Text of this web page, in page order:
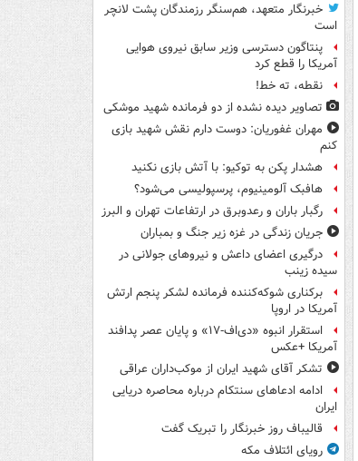
خبرنگار متعهد، هم‌سنگر رزمندگان پشت لانچر
است
پنتاگون دسترسی وزیر سابق نیروی هوایی
آمریکا را قطع کرد
نقطه، ته خط!
تصاویر دیده‌ نشده از دو فرمانده شهید موشکی
مهران غفوریان: دوست دارم نقش شهید بازی
کنم
هشدار پکن به توکیو: با آتش بازی نکنید
هافبک آلومینیوم، پرسپولیسی می‌شود؟
رگبار باران و رعدوبرق در ارتفاعات تهران و البرز
جریان زندگی در غزه زیر جنگ و بمباران
درگیری اعضای داعش و نیروهای جولانی در
سیده زینب
برکناری شوکه‌کننده فرمانده لشکر پنجم ارتش
آمریکا در اروپا
استقرار انبوه «دی‌اف‑۱۷» و پایان عصر پدافند
آمریکا +عکس
تشکر آقای شهید ایران از موکب‌داران عراقی
ادامه ادعاهای سنتکام درباره محاصره دریایی
ایران
قالیباف روز خبرنگار را تبریک گفت
رویای ائتلاف مکه